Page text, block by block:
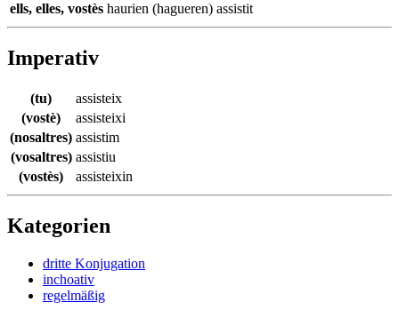
ells, elles, vostès haurien (hagueren) assistit
Imperativ
(tu)
assisteix
(vostè)
assisteixi
(nosaltres) assistim
(vosaltres) assistiu
(vostès)
assisteixin
Kategorien
dritte Konjugation
inchoativ
regelmäßig